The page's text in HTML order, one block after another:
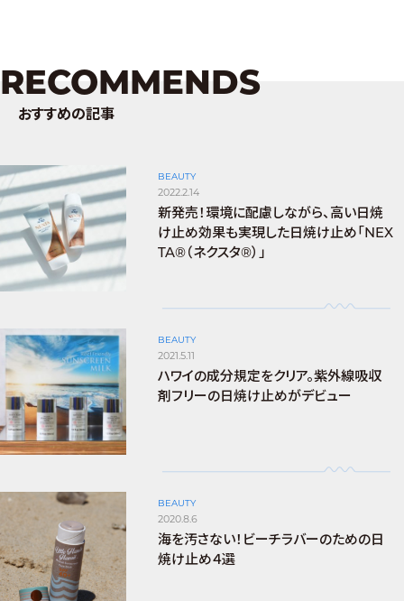
RECOMMENDS
おすすめの記事
BEAUTY
2022.2.14
新発売！環境に配慮しながら、高い日焼
け止め効果も実現した日焼け止め「NEX
TA®（ネクスタ®）」
BEAUTY
2021.5.11
ハワイの成分規定をクリア。紫外線吸収
剤フリーの日焼け止めがデビュー
BEAUTY
2020.8.6
海を汚さない！ビーチラバーのための日
焼け止め４選